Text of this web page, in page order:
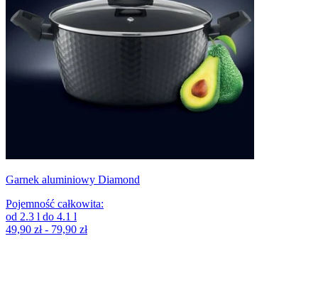
Garnek aluminiowy Diamond
Pojemność całkowita:
od 2.3 l do 4.1 l
49,90 zł - 79,90 zł